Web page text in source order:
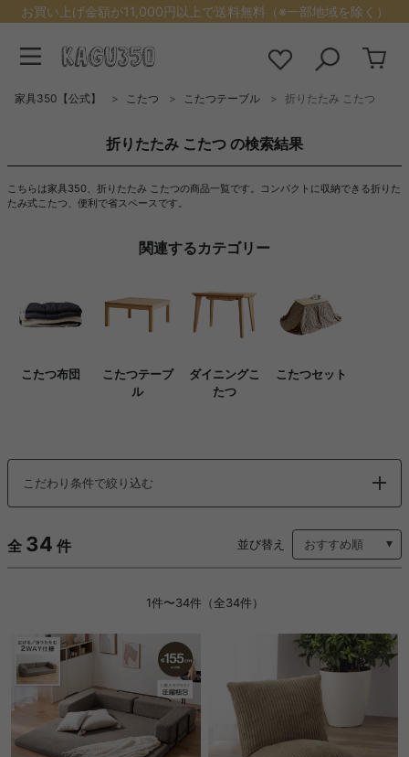
お買い上げ金額が11,000円以上で送料無料（※一部地域を除く）
家具350【公式】 こたつ こたつテーブル 折りたたみ こたつ
折りたたみ こたつ の検索結果
こちらは家具350、折りたたみ こたつの商品一覧です。コンパクトに収納できる折りた
たみ式こたつ、便利で省スペースです。
関連するカテゴリー
こたつ布団
こたつテーブ
ル
ダイニングこ
たつ
こたつセット
こだわり条件で絞り込む
全 34 件 並び替え
1件〜34件（全34件）